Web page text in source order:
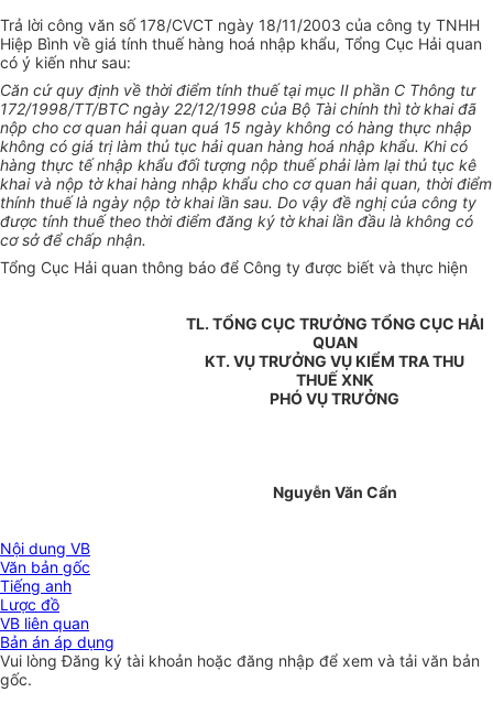
Trả lời công văn số 178/CVCT ngày 18/11/2003 của công ty TNHH
Hiệp Bình về giá tính thuế hàng hoá nhập khẩu, Tổng Cục Hải quan
có ý kiến như sau:
Căn cứ quy định về thời điểm tính thuế tại mục II phần C Thông tư
172/1998/TT/BTC ngày 22/12/1998 của Bộ Tài chính thì tờ khai đã
nộp cho cơ quan hải quan quá 15 ngày không có hàng thực nhập
không có giá trị làm thủ tục hải quan hàng hoá nhập khẩu. Khi có
hàng thực tế nhập khẩu đối tượng nộp thuế phải làm lại thủ tục kê
khai và nộp tờ khai hàng nhập khẩu cho cơ quan hải quan, thời điểm
thính thuế là ngày nộp tờ khai lần sau. Do vậy đề nghị của công ty
được tính thuế theo thời điểm đăng ký tờ khai lần đầu là không có
cơ sở để chấp nhận.
Tổng Cục Hải quan thông báo để Công ty được biết và thực hiện
TL. TỔNG CỤC TRƯỞNG TỔNG CỤC HẢI
QUAN
KT. VỤ TRƯỞNG VỤ KIỂM TRA THU
THUẾ XNK
PHÓ VỤ TRƯỞNG
Nguyễn Văn Cẩn
Nội dung VB
Văn bản gốc
Tiếng anh
Lược đồ
VB liên quan
Bản án áp dụng
Vui lòngĐăng ký tài khoản hoặc đăng nhập để xem và tải văn bản
gốc.